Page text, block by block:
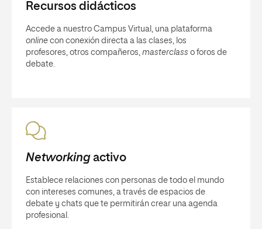
Recursos didácticos
Accede a nuestro Campus Virtual, una plataforma
online con conexión directa a las clases, los
profesores, otros compañeros, masterclass o foros de
debate.
Networkingactivo
Establece relaciones con personas de todo el mundo
con intereses comunes, a través de espacios de
debate y chats que te permitirán crear una agenda
profesional.